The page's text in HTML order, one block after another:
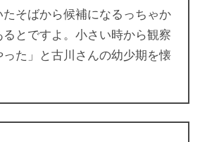
たそばから候補になるっちゃか
るとですよ。小さい時から観察
った」と古川さんの幼少期を懐